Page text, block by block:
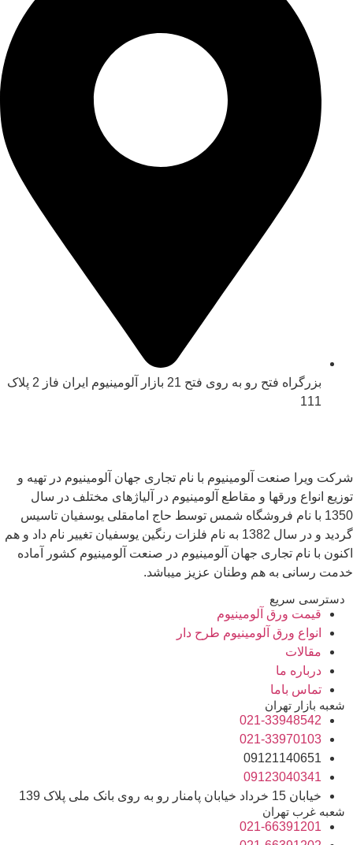
بزرگراه فتح رو به روی فتح 21 بازار آلومینیوم ایران فاز 2 پلاک
111
شرکت ویرا صنعت آلومینیوم با نام تجاری جهان آلومینیوم در تهیه و
توزیع انواع ورقها و مقاطع آلومینیوم در آلیاژهای مختلف در سال
1350 با نام فروشگاه شمس توسط حاج امامقلی یوسفیان تاسیس
گردید و در سال 1382 به نام فلزات رنگین یوسفیان تغییر نام داد و هم
اکنون با نام تجاری جهان آلومینیوم در صنعت آلومینیوم کشور آماده
خدمت رسانی به هم وطنان عزیز میباشد.
دسترسی سریع
قیمت ورق آلومینیوم
انواع ورق آلومینیوم طرح دار
مقالات
درباره ما
تماس باما
شعبه بازار تهران
021-33948542
021-33970103
09121140651
09123040341
خیابان 15 خرداد خیابان پامنار رو به روی بانک ملی پلاک 139
شعبه غرب تهران
021-66391201